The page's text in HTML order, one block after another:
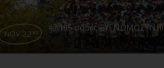
NOV 22 nd 42.195 φορές ΕΥΓΝΩΜΟΣΥΝΗ!